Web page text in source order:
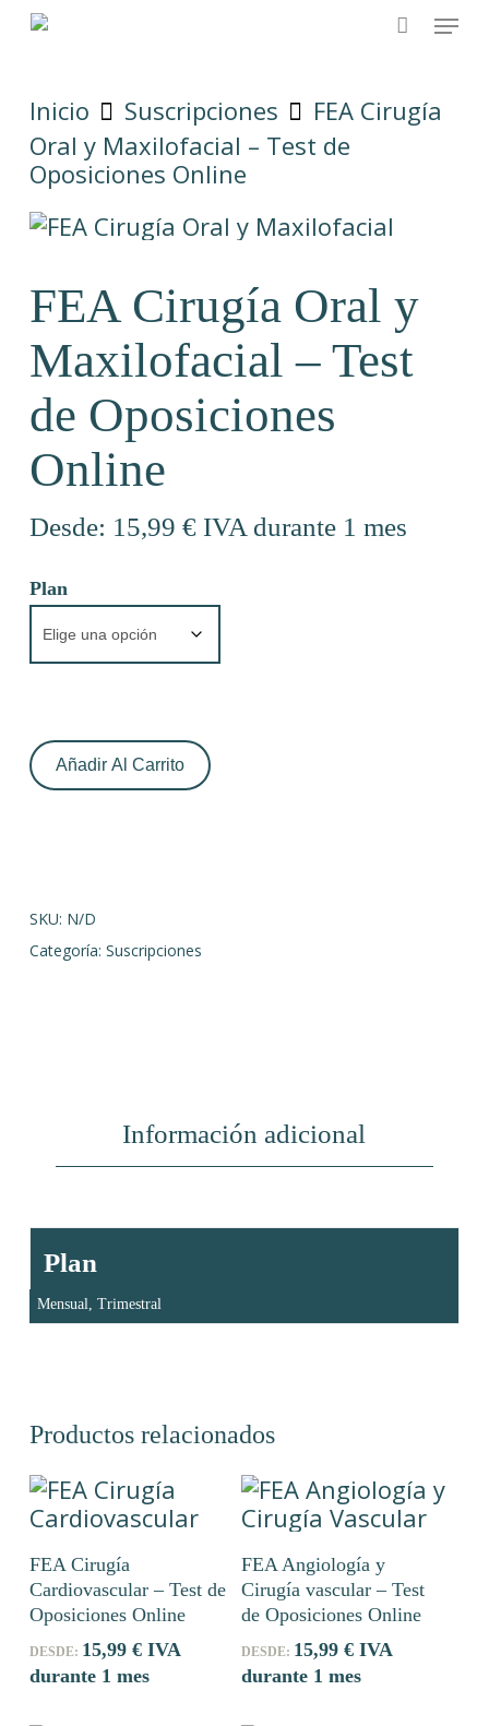
Skip
content
Menu
Inicio Suscripciones
FEA Cirugía
Oral y Maxilofacial – Test de
Oposiciones Online
FEA Cirugía Oral y
Maxilofacial – Test
de Oposiciones
Online
Desde: 15,99 € IVA durante 1 mes
Plan
Añadir Al Carrito
SKU: N/D
Categoría: Suscripciones
Información adicional
Plan
Mensual, Trimestral
Productos relacionados
Seleccionar Opciones
producto
tiene
múltiples
variantes.
Las
FEA Cirugía
Cardiovascular – Test de
Oposiciones Online
DESDE: 15,99 € IVA
durante 1 mes
Seleccionar Opciones
producto
tiene
múltiples
variantes.
Las
FEA Angiología y
Cirugía vascular – Test
de Oposiciones Online
DESDE: 15,99€ IVA
durante 1 mes